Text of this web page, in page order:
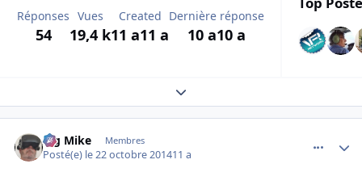
Réponses
54
Vues
19,4 k
Created
11 a11 a
Dernière réponse
10 a10 a
Expand topic overview
Big Mike Membres
Posté(e) le 22 octobre 201411 a